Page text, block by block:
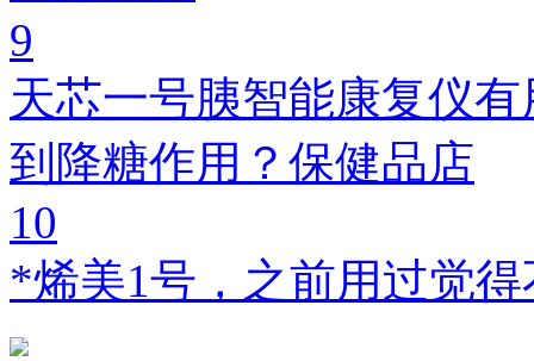
9
天芯一号胰智能康复仪
到降糖作用？保健品店
10
*烯美1号，之前用过觉